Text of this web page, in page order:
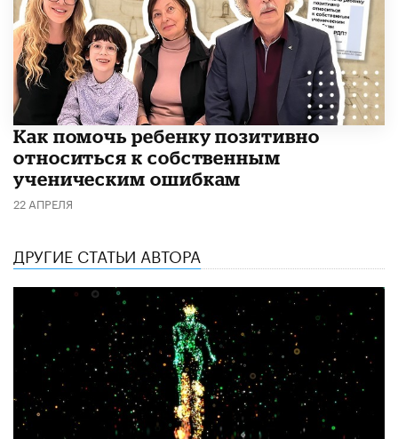
Как помочь ребенку позитивно
относиться к собственным
ученическим ошибкам
22 АПРЕЛЯ
ДРУГИЕ СТАТЬИ АВТОРА